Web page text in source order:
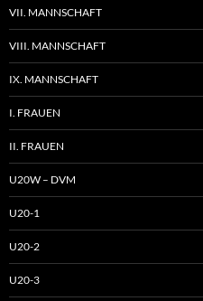
VII. MANNSCHAFT
VIII. MANNSCHAFT
IX. MANNSCHAFT
I. FRAUEN
II. FRAUEN
U20W – DVM
U20-1
U20-2
U20-3